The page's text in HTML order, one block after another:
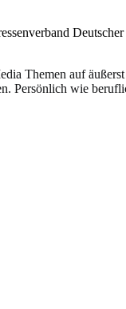
Themen auf
Persönlich wie